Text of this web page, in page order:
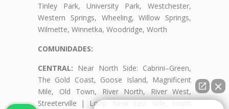
Tinley Park, University Park, Westchester,
Western Springs, Wheeling, Willow Springs,
Wilmette, Winnetka, Woodridge, Worth
COMUNIDADES:
CENTRAL: Near North Side: Cabrini–Green,
The Gold Coast, Goose Island, Magnificent
Mile, Old Town, River North, River West,
Streeterville | Loop: Near East Side, South